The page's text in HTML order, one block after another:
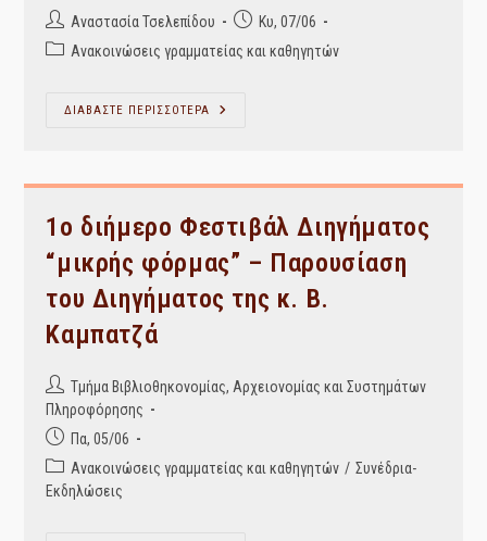
Post
author:
Αναστασία Τσελεπίδου
Post
published:
Κυ, 07/06
PostΑνακοινώσεις γραμματείας και καθηγητών
ΔΙΑΒΑΣΤΕ ΠΕΡΙΣΣΟΤΕΡΑ
Ανακοίνωση
&
Υλικού
1ο διήμερο Φεστιβάλ Διηγήματος
“μικρής φόρμας” – Παρουσίαση
του Διηγήματος της κ. Β.
Καμπατζά
Post
author:
Τμήμα Βιβλιοθηκονομίας, Αρχειονομίας και Συστημάτων
Πληροφόρησης
Post
published:
Πα, 05/06
Post
category:
Ανακοινώσεις γραμματείας και καθηγητών / Συνέδρια-
Εκδηλώσεις